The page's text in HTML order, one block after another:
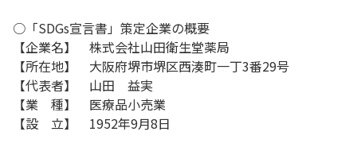
○「SDGs宣言書」策定企業の概要
【企業名】 株式会社山田衛生堂薬局
【所在地】 大阪府堺市堺区西湊町一丁3番29号
【代表者】 山田 益実
【業 種】 医療品小売業
【設 立】 1952年9月8日